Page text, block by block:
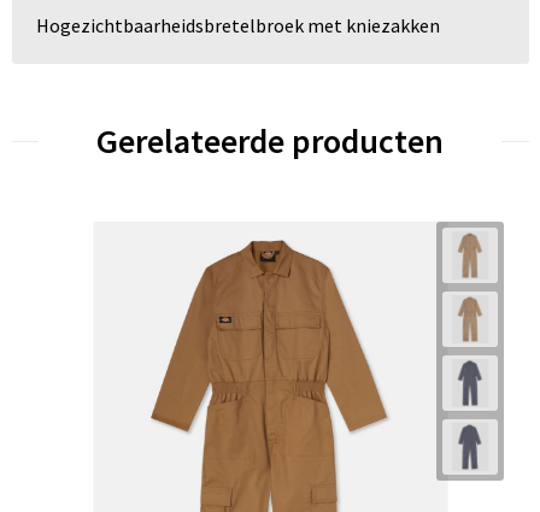
Hogezichtbaarheidsbretelbroek met kniezakken
Gerelateerde producten